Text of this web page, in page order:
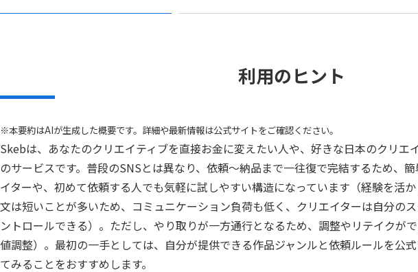
利用のヒント
※本要約はAIが生成した概要です。詳細や最新情報は公式サイトをご確認ください。
Skebは、あなたのクリエイティブを直接お金に変えたい人や、好きな日本のクリエ
のサービスです。普段のSNSとは異なり、依頼〜納品まで一往復で完結するため、
イターや、初めて依頼する人でも気軽に試しやすい構造になっています（経験を活
文は短いことが多いため、コミュニケーション負荷も低く、クリエイターは自分の
ントロールできる）。ただし、やり取りが一方通行となるため、調整やリテイクが
値調整）。最初の一手としては、自分が提供できる作品ジャンルと依頼ルールを公
てみることをおすすめします。